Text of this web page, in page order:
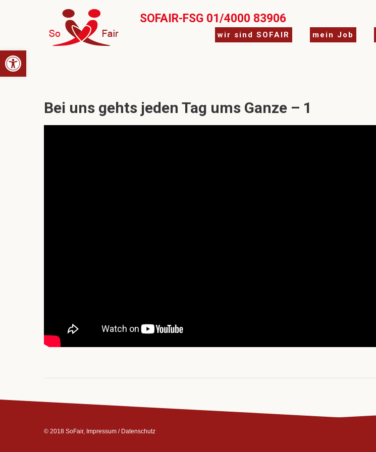
Open toolbar
SOFAIR-FSG 01/4000 83906
wir sind SOFAIR mein Job
Bei uns gehts jeden Tag ums Ganze – 1
© 2018 SoFair, Impressum / Datenschutz